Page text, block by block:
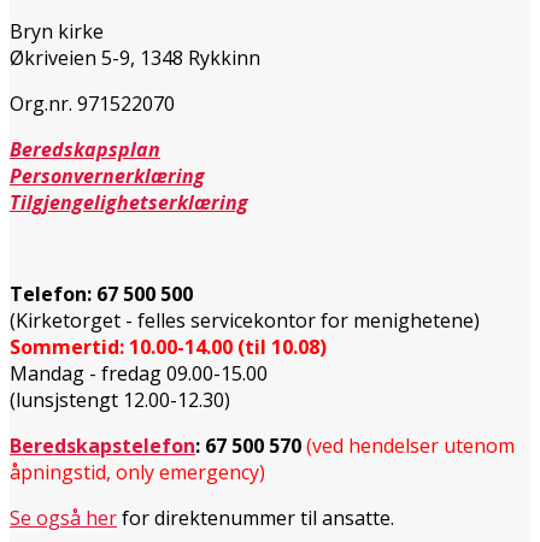
Bryn kirke
Økriveien 5-9, 1348 Rykkinn
Org.nr. 971522070
Beredskapsplan
Personvernerklæring
Tilgjengelighetserklæring
Telefon: 67 500 500
(Kirketorget - felles servicekontor for menighetene)
Sommertid: 10.00-14.00 (til 10.08)
Mandag - fredag 09.00-15.00
(lunsjstengt 12.00-12.30)
Beredskapstelefon: 67 500 570(ved hendelser utenom
åpningstid, only emergency)
Se også herfor direktenummer til ansatte.